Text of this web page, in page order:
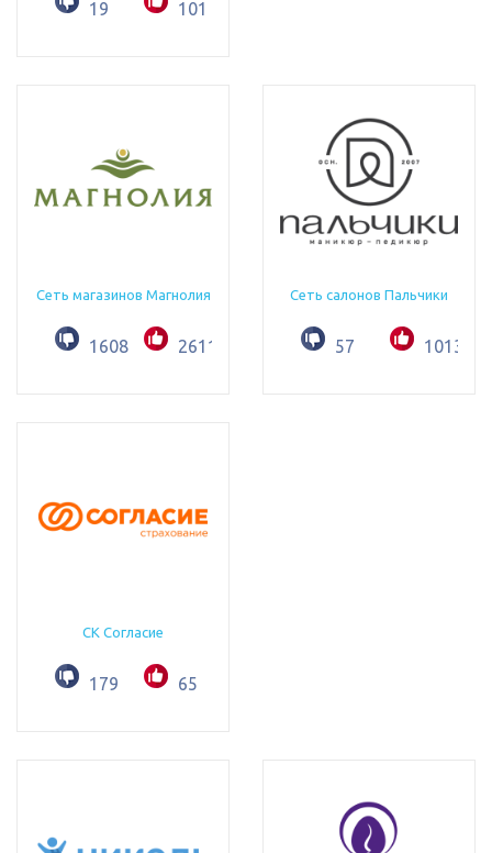
19 101
Сеть магазинов Магнолия
1608 2611
Сеть салонов Пальчики
57 1013
СК Согласие
179 65